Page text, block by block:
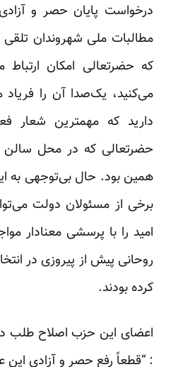
درخواست پایان حصر و
مطالبات ملی شهروندان
که حضرتعالی امکان ارتباط
می‌کنید، یک‌صدا آن را
دارید که مهمترین شعار
حضرتعالی که در محل سالن
همین بود. حال بی‌توجهی به
برخی از مسئولان دولت
امید را با پرسشی معنادار
روحانی پیش از پیروزی در
کرده بودند.
اعضای این حزب اصلاح طلب
: “قطعاً رفع حصر و آزادی این